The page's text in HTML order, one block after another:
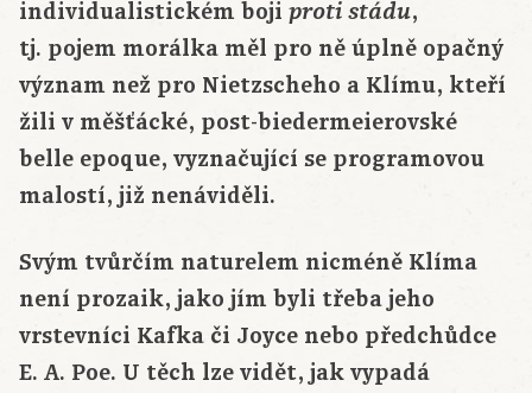
individualistickém boji proti stádu,
tj. pojem morálka měl pro ně úplně opačný
význam než pro Nietzscheho a Klímu, kteří
žili v měšťácké, post-biedermeierovské
belle epoque, vyznačující se programovou
malostí, již nenáviděli.
Svým tvůrčím naturelem nicméně Klíma
není prozaik, jako jím byli třeba jeho
vrstevníci Kafka či Joyce nebo předchůdce
E. A. Poe. U těch lze vidět, jak vypadá